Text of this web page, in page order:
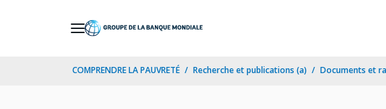
COMPRENDRE LA PAUVRETÉ Recherche et publications (a) Documents et